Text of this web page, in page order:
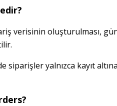
verisinin oluşturulması,
siparişler yalnızca kayıt